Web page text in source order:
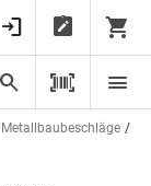
Metallbaubeschläge